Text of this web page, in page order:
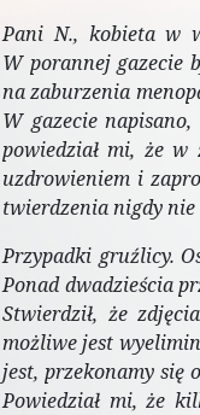
Pani N., kobieta w
W porannej gazecie
na zaburzenia
W gazecie napisano,
powiedział mi, że
uzdrowieniem i
twierdzenia nigdy nie
Przypadki gruźlicy.
Ponad dwadzieścia
Stwierdził, że
możliwe jest
jest, przekonamy się
Powiedział mi, że